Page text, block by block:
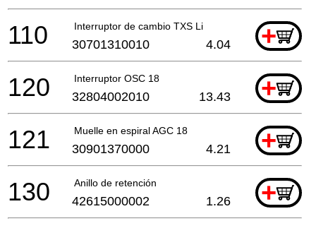
Interruptor de cambio TXS Li +
110 30701310010 4.04
Interruptor OSC 18 +
120 32804002010 13.43
Muelle en espiral AGC 18 +
121 30901370000 4.21
Anillo de retención +
130 42615000002 1.26